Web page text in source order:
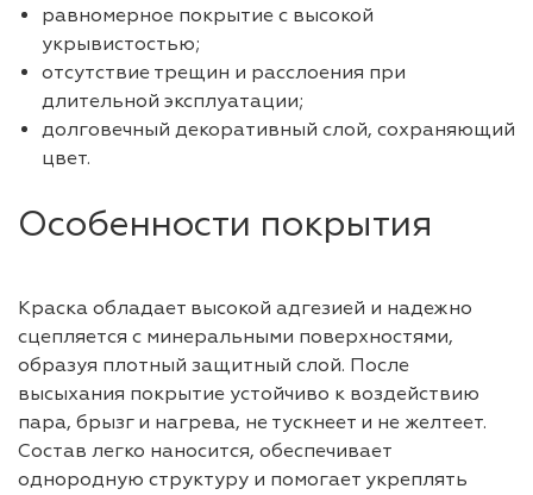
равномерное покрытие с высокой
укрывистостью;
отсутствие трещин и расслоения при
длительной эксплуатации;
долговечный декоративный слой, сохраняющий
цвет.
Особенности покрытия
Краска обладает высокой адгезией и надежно
сцепляется с минеральными поверхностями,
образуя плотный защитный слой. После
высыхания покрытие устойчиво к воздействию
пара, брызг и нагрева, не тускнеет и не желтеет.
Состав легко наносится, обеспечивает
однородную структуру и помогает укреплять